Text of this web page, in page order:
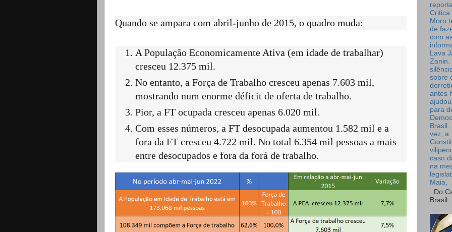
Quando se ampara com abril-junho de 2015, o quadro muda:
A População Economicamente Ativa (em idade de trabalhar)
cresceu 12.375 mil.
No entanto, a Força de Trabalho cresceu apenas 7.603 mil,
mostrando num enorme déficit de oferta de trabalho.
Pior, a FT ocupada cresceu apenas 6.020 mil.
Com esses números, a FT desocupada aumentou 1.582 mil e a
fora da FT cresceu 4.722 mil. No total 6.354 mil pessoas a mais
entre desocupados e fora da forá de trabalho.
Critica
Moro
de
com
Lava
Zanin.
sobre
antes
para
Brasil.
vez, a
caso
na
Maia,
Do
Brasil :